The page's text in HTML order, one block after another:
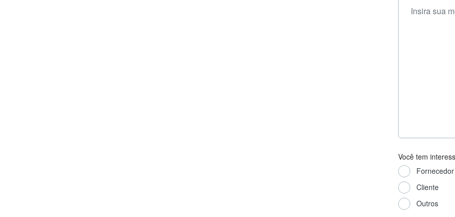
Você tem
Fornecedor
Cliente
Outros